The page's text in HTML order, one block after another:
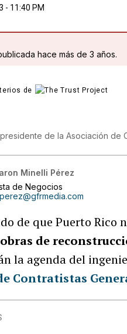
- 11:40 PM
hace más de 3 años.
de
de la Asociación de
Minelli Pérez
de Negocios
de que Puerto Rico
de
la agenda del
Contratistas